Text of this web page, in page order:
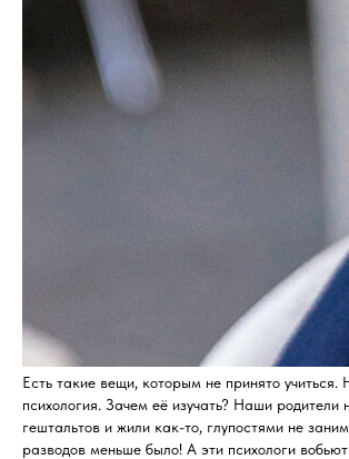
Есть такие вещи, которым не принято учиться.
психология. Зачем её изучать? Наши родители
гештальтов и жили как-то, глупостями не
разводов меньше было! А эти психологи вобьют